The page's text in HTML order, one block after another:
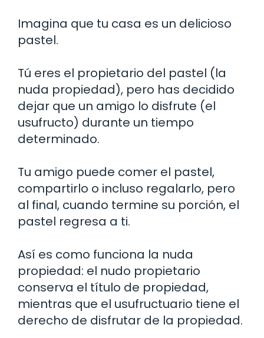
Imagina que tu casa es un delicioso
pastel.
Tú eres el propietario del pastel (la
nuda propiedad), pero has decidido
dejar que un amigo lo disfrute (el
usufructo) durante un tiempo
determinado.
Tu amigo puede comer el pastel,
compartirlo o incluso regalarlo, pero
al final, cuando termine su porción, el
pastel regresa a ti.
Así es como funciona la nuda
propiedad: el nudo propietario
conserva el título de propiedad,
mientras que el usufructuario tiene el
derecho de disfrutar de la propiedad.